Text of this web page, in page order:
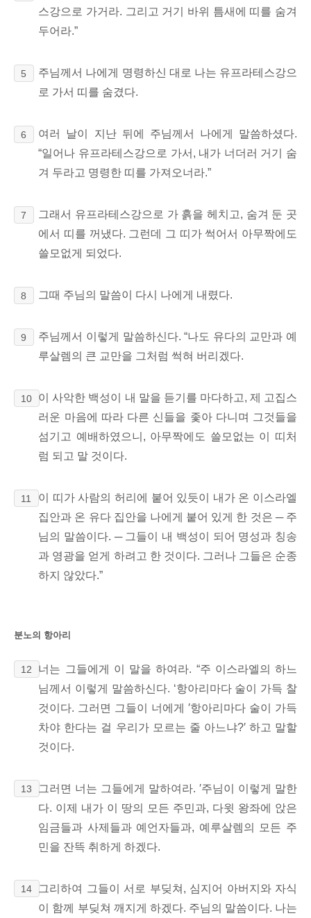
스강으로 가거라. 그리고 거기 바위 틈새에 띠를 숨겨
두어라.”
5
주님께서 나에게 명령하신 대로 나는 유프라테스강으
로 가서 띠를 숨겼다.
6
여러 날이 지난 뒤에 주님께서 나에게 말씀하셨다.
“일어나 유프라테스강으로 가서, 내가 너더러 거기 숨
겨 두라고 명령한 띠를 가져오너라.”
7
그래서 유프라테스강으로 가 흙을 헤치고, 숨겨 둔 곳
에서 띠를 꺼냈다. 그런데 그 띠가 썩어서 아무짝에도
쓸모없게 되었다.
8 그때 주님의 말씀이 다시 나에게 내렸다.
9
주님께서 이렇게 말씀하신다. “나도 유다의 교만과 예
루살렘의 큰 교만을 그처럼 썩혀 버리겠다.
10
이 사악한 백성이 내 말을 듣기를 마다하고, 제 고집스
러운 마음에 따라 다른 신들을 좇아 다니며 그것들을
섬기고 예배하였으니, 아무짝에도 쓸모없는 이 띠처
럼 되고 말 것이다.
11
이 띠가 사람의 허리에 붙어 있듯이 내가 온 이스라엘
집안과 온 유다 집안을 나에게 붙어 있게 한 것은 ─ 주
님의 말씀이다. ─ 그들이 내 백성이 되어 명성과 칭송
과 영광을 얻게 하려고 한 것이다. 그러나 그들은 순종
하지 않았다.”
분노의 항아리
12
너는 그들에게 이 말을 하여라. “주 이스라엘의 하느
님께서 이렇게 말씀하신다. ‘항아리마다 술이 가득 찰
것이다. 그러면 그들이 너에게 ′항아리마다 술이 가득
차야 한다는 걸 우리가 모르는 줄 아느냐?′ 하고 말할
것이다.
13
그러면 너는 그들에게 말하여라. ′주님이 이렇게 말한
다. 이제 내가 이 땅의 모든 주민과, 다윗 왕좌에 앉은
임금들과 사제들과 예언자들과, 예루살렘의 모든 주
민을 잔뜩 취하게 하겠다.
14
그리하여 그들이 서로 부딪쳐, 심지어 아버지와 자식
이 함께 부딪쳐 깨지게 하겠다. 주님의 말씀이다. 나는